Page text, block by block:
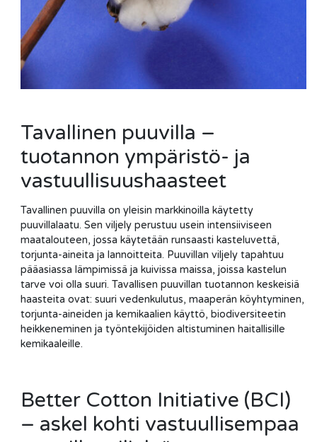
Tavallinen puuvilla –
tuotannon ympäristö- ja
vastuullisuushaasteet
Tavallinen puuvilla on yleisin markkinoilla käytetty
puuvillalaatu. Sen viljely perustuu usein intensiiviseen
maatalouteen, jossa käytetään runsaasti kasteluvettä,
torjunta-aineita ja lannoitteita. Puuvillan viljely tapahtuu
pääasiassa lämpimissä ja kuivissa maissa, joissa kastelun
tarve voi olla suuri. Tavallisen puuvillan tuotannon keskeisiä
haasteita ovat: suuri vedenkulutus, maaperän köyhtyminen,
torjunta-aineiden ja kemikaalien käyttö, biodiversiteetin
heikkeneminen ja työntekijöiden altistuminen haitallisille
kemikaaleille.
Better Cotton Initiative (BCI)
– askel kohti vastuullisempaa